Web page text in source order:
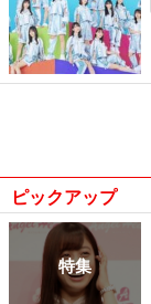
ピックアップ
特集